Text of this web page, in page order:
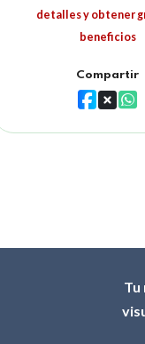
detalles y obtener
beneficios
Compartir
Tu